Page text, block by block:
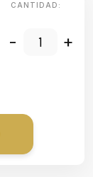
CANTIDAD:
- +